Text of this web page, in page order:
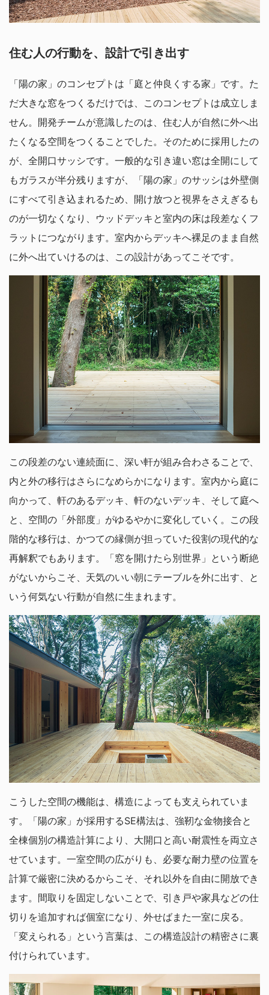
住む人の行動を、設計で引き出す
「陽の家」のコンセプトは「庭と仲良くする家」です。た
だ大きな窓をつくるだけでは、このコンセプトは成立しま
せん。開発チームが意識したのは、住む人が自然に外へ出
たくなる空間をつくることでした。そのために採用したの
が、全開口サッシです。一般的な引き違い窓は全開にして
もガラスが半分残りますが、「陽の家」のサッシは外壁側
にすべて引き込まれるため、開け放つと視界をさえぎるも
のが一切なくなり、ウッドデッキと室内の床は段差なくフ
ラットにつながります。室内からデッキへ裸足のまま自然
に外へ出ていけるのは、この設計があってこそです。
この段差のない連続面に、深い軒が組み合わさることで、
内と外の移行はさらになめらかになります。室内から庭に
向かって、軒のあるデッキ、軒のないデッキ、そして庭へ
と、空間の「外部度」がゆるやかに変化していく。この段
階的な移行は、かつての縁側が担っていた役割の現代的な
再解釈でもあります。「窓を開けたら別世界」という断絶
がないからこそ、天気のいい朝にテーブルを外に出す、と
いう何気ない行動が自然に生まれます。
こうした空間の機能は、構造によっても支えられていま
す。「陽の家」が採用するSE構法は、強靭な金物接合と
全棟個別の構造計算により、大開口と高い耐震性を両立さ
せています。一室空間の広がりも、必要な耐力壁の位置を
計算で厳密に決めるからこそ、それ以外を自由に開放でき
ます。間取りを固定しないことで、引き戸や家具などの仕
切りを追加すれば個室になり、外せばまた一室に戻る。
「変えられる」という言葉は、この構造設計の精密さに裏
付けられています。